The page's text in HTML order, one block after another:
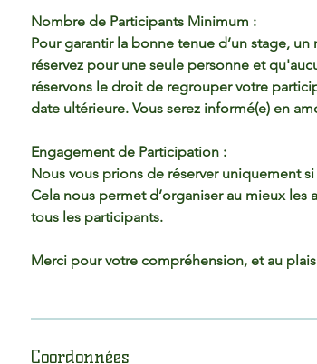
Nombre de Participants Minimum :
Pour garantir la bonne tenue d’un stage,
réservez pour une seule personne et
réservons le droit de regrouper votre
date ultérieure. Vous serez informé(e) en
Engagement de Participation :
Nous vous prions de réserver uniquement
Cela nous permet d’organiser au mieux
tous les participants.
Merci pour votre compréhension, et au
Coordonnées